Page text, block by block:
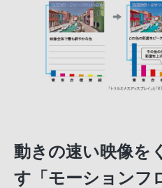
動きの速い映像を
す「モーションフ